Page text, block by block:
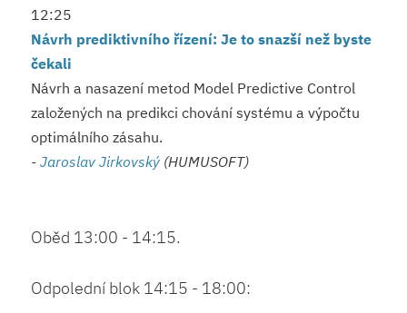
12:25
Návrh prediktivního řízení: Je to snazší než byste
čekali
Návrh a nasazení metod Model Predictive Control
založených na predikci chování systému a výpočtu
optimálního zásahu.
-Jaroslav Jirkovský (HUMUSOFT)
Oběd 13:00 - 14:15.
Odpolední blok 14:15 - 18:00: